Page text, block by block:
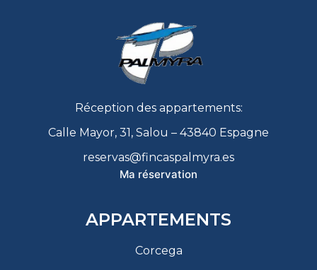
Réception des appartements:
Calle Mayor, 31, Salou – 43840 Espagne
reservas@fincaspalmyra.es
Ma réservation
APPARTEMENTS
Corcega